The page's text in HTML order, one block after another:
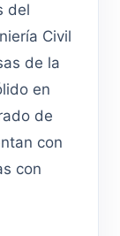
del
Civil
de la
en
de
con
con